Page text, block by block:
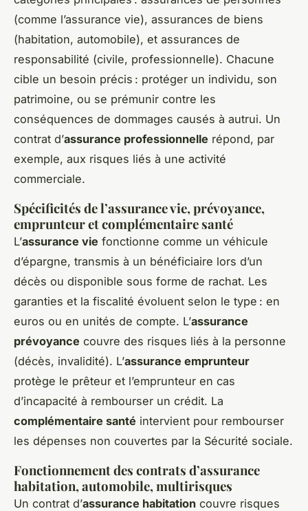
(comme l’assurance vie), assurances de biens
(habitation, automobile), et assurances de
responsabilité (civile, professionnelle). Chacune
cible un besoin précis : protéger un individu, son
patrimoine, ou se prémunir contre les
conséquences de dommages causés à autrui. Un
contrat d’assurance professionnelle répond, par
exemple, aux risques liés à une activité
commerciale.
Spécificités de l’assurance vie, prévoyance,
emprunteur et complémentaire santé
L’assurance vie fonctionne comme un véhicule
d’épargne, transmis à un bénéficiaire lors d’un
décès ou disponible sous forme de rachat. Les
garanties et la fiscalité évoluent selon le type : en
euros ou en unités de compte. L’assurance
prévoyance couvre des risques liés à la personne
(décès, invalidité). L’assurance emprunteur
protège le prêteur et l’emprunteur en cas
d’incapacité à rembourser un crédit. La
complémentaire santé intervient pour rembourser
les dépenses non couvertes par la Sécurité sociale.
Fonctionnement des contrats d’assurance
habitation, automobile, multirisques
Un contrat d’assurance habitation couvre risques